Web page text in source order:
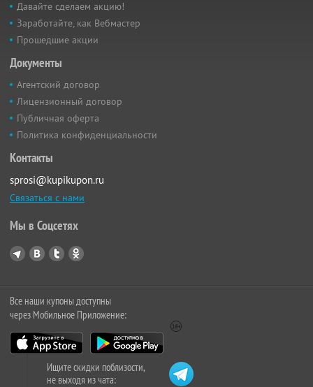
Давайте сделаем акцию!
Заработайте, как Вебмастер
Прошедшие акции
Документы
Агентский договор
Лицензионный договор
Публичная оферта
Политика конфиденциальности
Контакты
sprosi@kupikupon.ru
Связаться с нами
Мы в Соцсетях
Все наши купоны доступны
через Мобильное Приложение:
Ищите скидки поблизости,
не выходя из чата: